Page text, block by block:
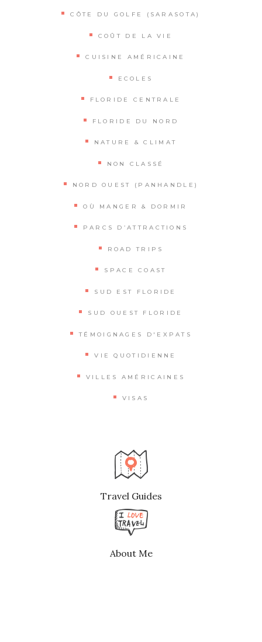
CÔTE DU GOLFE (SARASOTA)
COÛT DE LA VIE
CUISINE AMÉRICAINE
ECOLES
FLORIDE CENTRALE
FLORIDE DU NORD
NATURE & CLIMAT
NON CLASSÉ
NORD OUEST (PANHANDLE)
OÙ MANGER & DORMIR
PARCS D’ATTRACTIONS
ROAD TRIPS
SPACE COAST
SUD EST FLORIDE
SUD OUEST FLORIDE
TÉMOIGNAGES D'EXPATS
VIE QUOTIDIENNE
VILLES AMÉRICAINES
VISAS
Travel Guides
About Me